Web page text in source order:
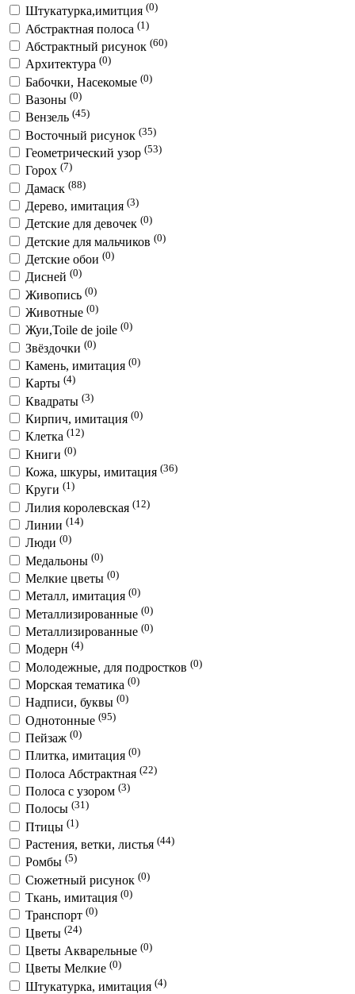
Штукатурка,имитция (0)
Абстрактная полоса (1)
Абстрактный рисунок (60)
Архитектура (0)
Бабочки, Насекомые (0)
Вазоны (0)
Вензель (45)
Восточный рисунок (35)
Геометрический узор (53)
Горох (7)
Дамаск (88)
Дерево, имитация (3)
Детские для девочек (0)
Детские для мальчиков (0)
Детские обои (0)
Дисней (0)
Живопись (0)
Животные (0)
Жуи,Toile de joile (0)
Звёздочки (0)
Камень, имитация (0)
Карты (4)
Квадраты (3)
Кирпич, имитация (0)
Клетка (12)
Книги (0)
Кожа, шкуры, имитация (36)
Круги (1)
Лилия королевская (12)
Линии (14)
Люди (0)
Медальоны (0)
Мелкие цветы (0)
Металл, имитация (0)
Металлизированные (0)
Металлизированные (0)
Модерн (4)
Молодежные, для подростков (0)
Морская тематика (0)
Надписи, буквы (0)
Однотонные (95)
Пейзаж (0)
Плитка, имитация (0)
Полоса Абстрактная (22)
Полоса с узором (3)
Полосы (31)
Птицы (1)
Растения, ветки, листья (44)
Ромбы (5)
Сюжетный рисунок (0)
Ткань, имитация (0)
Транспорт (0)
Цветы (24)
Цветы Акварельные (0)
Цветы Мелкие (0)
Штукатурка, имитация (4)